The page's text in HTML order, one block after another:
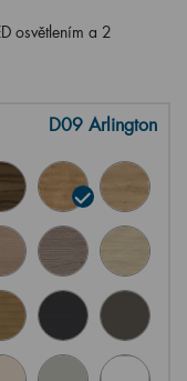
osvětlením a 2
D09 Arlington